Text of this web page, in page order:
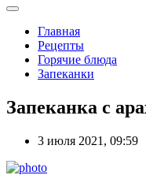
Главная
Рецепты
Горячие блюда
Запеканки
Запеканка с
3 июля 2021, 09:59